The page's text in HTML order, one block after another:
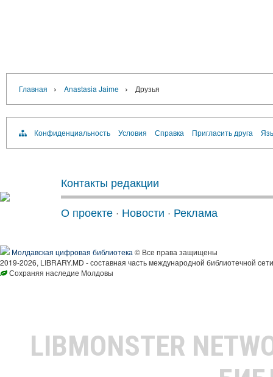
Главная › Anastasia Jaime › Друзья
Конфиденциальность Условия Справка Пригласить друга
Контакты редакции
О проекте · Новости · Реклама
Молдавская цифровая библиотека © Все права защищены
2019-2026, LIBRARY.MD - составная часть международной библиотечной
Сохраняя наследие Молдовы
LIBMONSTER